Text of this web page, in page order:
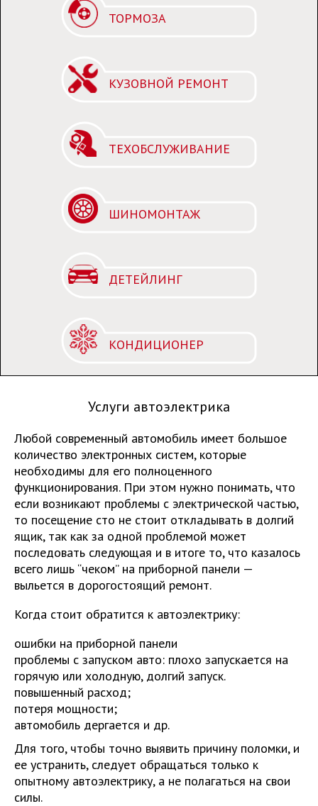
ТОРМОЗА
КУЗОВНОЙ РЕМОНТ
ТЕХОБСЛУЖИВАНИЕ
ШИНОМОНТАЖ
ДЕТЕЙЛИНГ
КОНДИЦИОНЕР
Услуги автоэлектрика
Любой современный автомобиль имеет большое
количество электронных систем, которые
необходимы для его полноценного
функционирования. При этом нужно понимать, что
если возникают проблемы с электрической частью,
то посещение сто не стоит откладывать в долгий
ящик, так как за одной проблемой может
последовать следующая и в итоге то, что казалось
всего лишь “чеком” на приборной панели —
выльется в дорогостоящий ремонт.
Когда стоит обратится к автоэлектрику:
ошибки на приборной панели
проблемы с запуском авто: плохо запускается на
горячую или холодную, долгий запуск.
повышенный расход;
потеря мощности;
автомобиль дергается и др.
Для того, чтобы точно выявить причину поломки, и
ее устранить, следует обращаться только к
опытному автоэлектрику, а не полагаться на свои
силы.